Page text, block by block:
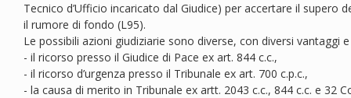
Tecnico d’Ufficio incaricato dal Giudice) per accertare il supero
il rumore di fondo (L95).
Le possibili azioni giudiziarie sono diverse, con diversi vantaggi
- il ricorso presso il Giudice di Pace ex art. 844 c.c.,
- il ricorso d’urgenza presso il Tribunale ex art. 700 c.p.c.,
- la causa di merito in Tribunale ex artt. 2043 c.c., 844 c.c. e 32